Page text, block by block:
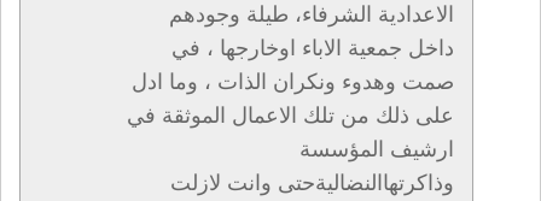
الاعدادية الشرفاء، طيلة وجودهم
داخل جمعية الاباء اوخارجها ، في
صمت وهدوء ونكران الذات ، وما ادل
على ذلك من تلك الاعمال الموثقة في
ارشيف المؤسسة
وذاكرتهاالنضاليةحتى وانت لازلت